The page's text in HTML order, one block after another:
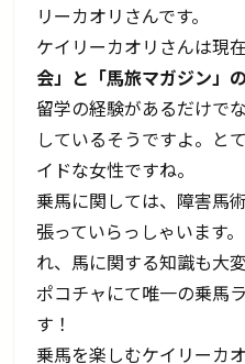
リーカオリさんです。
ケイリーカオリさんは現
会」と「馬旅マガジン」
留学の経験があるだけで
しているそうですよ。と
イドな女性ですね。
乗馬に関しては、障害馬
張っていらっしゃいます
れ、馬に関する知識も大
ポコチャにて唯一の乗馬
す！
乗馬を楽しむケイリーカ